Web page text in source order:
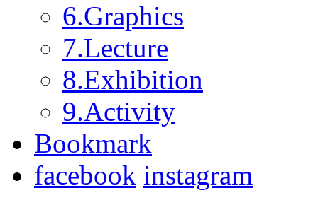
6.Graphics
7.Lecture
8.Exhibition
9.Activity
Bookmark
facebook instagram